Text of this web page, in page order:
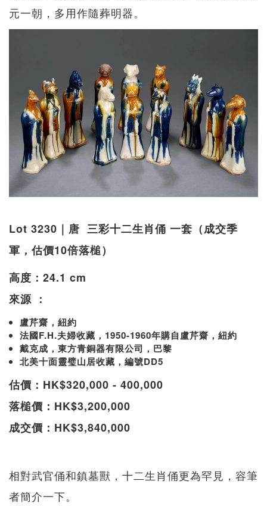
元一朝，多用作隨葬明器。
Lot 3230｜唐 三彩十二生肖俑 一套（成交季
軍，估價10倍落槌）
高度：24.1 cm
來源 ：
盧芹齋，紐約
法國F.H.夫婦收藏，1950-1960年購自盧芹齋，紐約
戴克成，東方青銅器有限公司，巴黎
北美十面靈璧山居收藏，編號DD5
估價：HK$320,000 - 400,000
落槌價：HK$3,200,000
成交價：HK$3,840,000
相對武官俑和鎮墓獸，十二生肖俑更為罕見，容筆
者簡介一下。